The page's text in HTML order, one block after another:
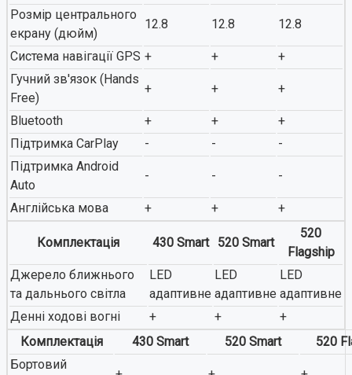
Розмір центрального
екрану (дюйм)
12.8 12.8 12.8
Система навігації GPS + +
+
Гучний зв'язок (Hands
Free)
+ + +
Bluetooth + +
+
Підтримка CarPlay
- -
-
Підтримка Android
Auto
- - -
Англійська мова + + +
Комплектація 430 Smart 520 Smart
520
Flagship
Джерело ближнього
та дальнього світла
LED
адаптивне
LED
адаптивне
LED
адаптивне
Денні ходові вогні
+ +
+
Комплектація
430 Smart 520 Smart
520
Бортовий